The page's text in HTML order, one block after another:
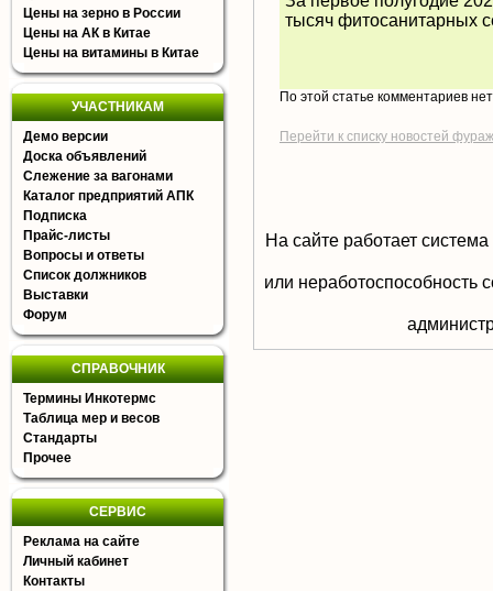
Цены на зерно в России
Цены на АК в Китае
Цены на витамины в Китае
УЧАСТНИКАМ
Демо версии
Доска объявлений
Слежение за вагонами
Каталог предприятий АПК
Подписка
Прайс-листы
Вопросы и ответы
Список должников
Выставки
Форум
СПРАВОЧНИК
Термины Инкотермс
Таблица мер и весов
Стандарты
Прочее
СЕРВИС
Реклама на сайте
Личный кабинет
Контакты
тысяч фитосанитарных
По этой статье комментариев
Перейти к списку новостей
На сайте работает
или неработоспособность